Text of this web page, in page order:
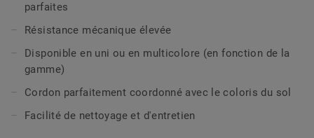
parfaites
Résistance mécanique élevée
Disponible en uni ou en multicolore (en fonction de la
gamme)
Cordon parfaitement coordonné avec le coloris du sol
Facilité de nettoyage et d'entretien